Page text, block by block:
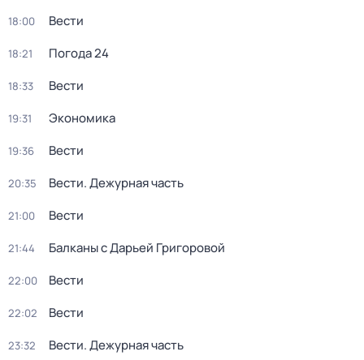
18:00 Вести
18:21 Погода 24
18:33 Вести
19:31 Экономика
19:36 Вести
20:35 Вести. Дежурная часть
21:00 Вести
21:44 Балканы с Дарьей Григоровой
22:00 Вести
22:02 Вести
23:32 Вести. Дежурная часть